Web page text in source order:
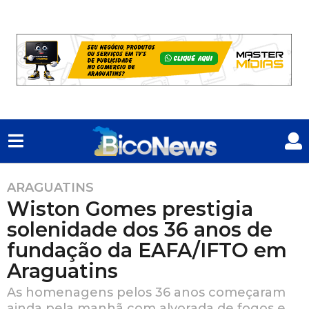
2
a
o
s
a
t
r
ARAGUATINS
Wiston Gomes prestigia
solenidade dos 36 anos de
fundação da EAFA/IFTO em
Araguatins
As homenagens pelos 36 anos começaram